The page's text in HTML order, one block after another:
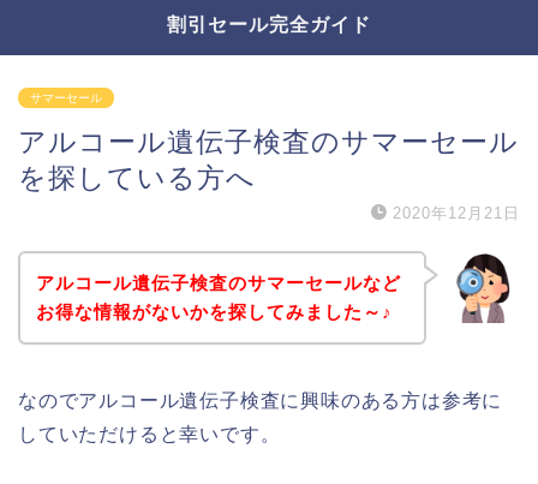
割引セール完全ガイド
サマーセール
アルコール遺伝子検査のサマーセール
を探している方へ
2020年12月21日
アルコール遺伝子検査のサマーセールなど
お得な情報がないかを探してみました～♪
なのでアルコール遺伝子検査に興味のある方は参考に
していただけると幸いです。